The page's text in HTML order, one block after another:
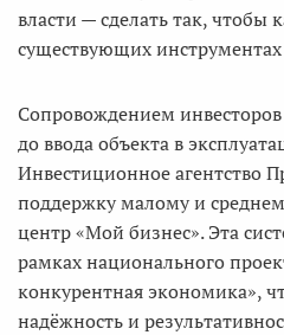
власти — сделать так, чтобы
существующих
Сопровождением инвесторов
до ввода объекта в
Инвестиционное агентство
поддержку малому и
центр «Мой бизнес». Эта
рамках национального
конкурентная экономика»,
надёжность и